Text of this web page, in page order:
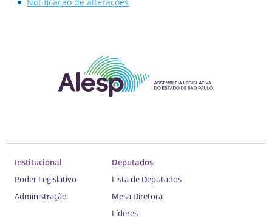
Institucional
Poder Legislativo
Administração
Deputados
Lista de Deputados
Mesa Diretora
Líderes